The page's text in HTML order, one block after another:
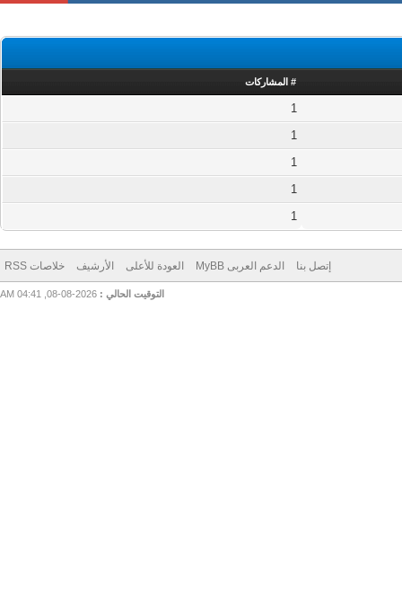
# المشاركات
إتصل بنا الدعم العربى MyBB العودة للأعلى الأرشيف خلاصات RSS
التوقيت الحالي :2026-08-08, 04:41 AM